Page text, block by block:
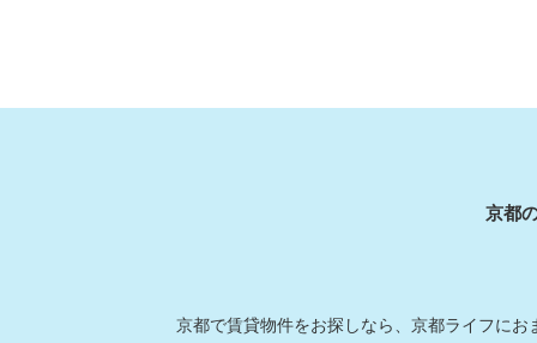
京都
京都で賃貸物件をお探しなら、京都ライフに